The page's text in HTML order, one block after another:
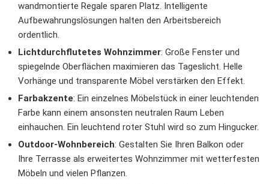
wandmontierte Regale sparen Platz. Intelligente
Aufbewahrungslösungen halten den Arbeitsbereich
ordentlich.
Lichtdurchflutetes Wohnzimmer: Große Fenster und
spiegelnde Oberflächen maximieren das Tageslicht. Helle
Vorhänge und transparente Möbel verstärken den Effekt.
Farbakzente: Ein einzelnes Möbelstück in einer leuchtenden
Farbe kann einem ansonsten neutralen Raum Leben
einhauchen. Ein leuchtend roter Stuhl wird so zum Hingucker.
Outdoor-Wohnbereich: Gestalten Sie Ihren Balkon oder
Ihre Terrasse als erweitertes Wohnzimmer mit wetterfesten
Möbeln und vielen Pflanzen.